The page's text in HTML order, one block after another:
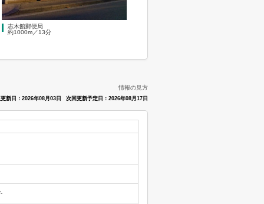
志木館郵便局
約1000m／13分
情報の見方
新日：2026年08月03日 次回更新予定日：2026年08月17日